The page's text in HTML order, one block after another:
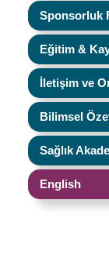
Sponsorluk
Eğitim &
İletişim ve
Bilimsel
Sağlık
English